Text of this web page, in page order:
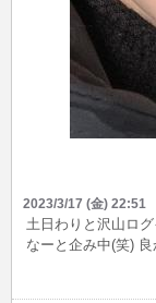
2023/3/17 (金) 22:51
土日わりと沢山ロ
なーと企み中(笑)